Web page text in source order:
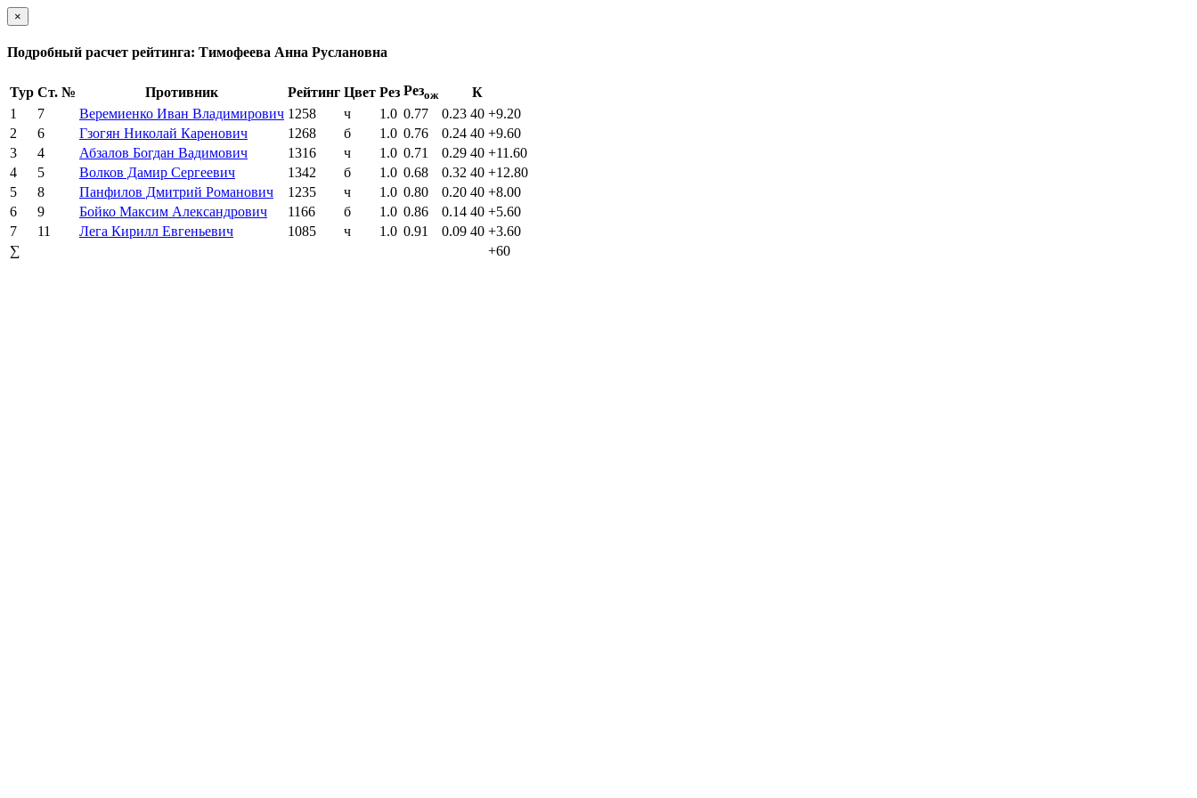
×
Подробный расчет рейтинга: Тимофеева Анна Руслановна
Тур Ст. № Противник Рейтинг Цвет Рез Резож
К
1
7 Веремиенко Иван Владимирович 1258 ч 1.0 0.77 0.23 40 +9.20
2
6 Гзогян Николай Каренович 1268 б 1.0 0.76 0.24 40 +9.60
3
4 Абзалов Богдан Вадимович 1316 ч 1.0 0.71 0.29 40 +11.60
4
5 Волков Дамир Сергеевич 1342 б 1.0 0.68 0.32 40 +12.80
5
8 Панфилов Дмитрий Романович 1235 ч 1.0 0.80 0.20 40 +8.00
6
9 Бойко Максим Александрович 1166 б 1.0 0.86 0.14 40 +5.60
7
11 Лега Кирилл Евгеньевич 1085 ч 1.0 0.91 0.09 40 +3.60
∑
+60